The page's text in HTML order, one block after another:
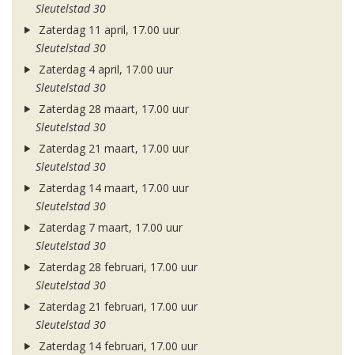
Sleutelstad 30
Zaterdag 11 april, 17.00 uur
Sleutelstad 30
Zaterdag 4 april, 17.00 uur
Sleutelstad 30
Zaterdag 28 maart, 17.00 uur
Sleutelstad 30
Zaterdag 21 maart, 17.00 uur
Sleutelstad 30
Zaterdag 14 maart, 17.00 uur
Sleutelstad 30
Zaterdag 7 maart, 17.00 uur
Sleutelstad 30
Zaterdag 28 februari, 17.00 uur
Sleutelstad 30
Zaterdag 21 februari, 17.00 uur
Sleutelstad 30
Zaterdag 14 februari, 17.00 uur